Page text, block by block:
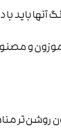
آنها
و
روشن‌تر